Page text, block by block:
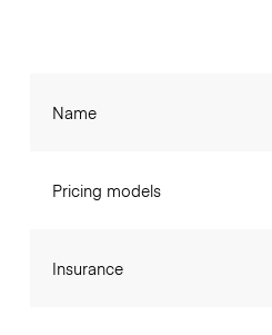
Name
Pricing models
Insurance